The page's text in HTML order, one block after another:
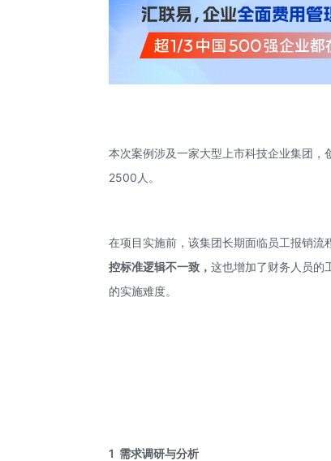
本次案例涉及一家大型上市科技企业集团
2500人。
在项目实施前，该集团长期面临员工报销
控标准逻辑不一致，这也增加了财务人员的
的实施难度。
1 需求调研与分析